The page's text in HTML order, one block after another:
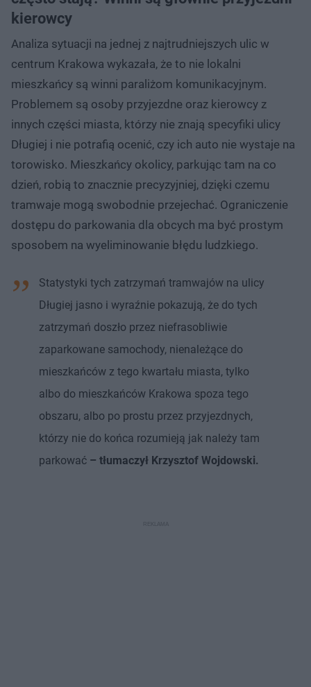
kierowcy
Analiza sytuacji na jednej z najtrudniejszych ulic w
centrum Krakowa wykazała, że to nie lokalni
mieszkańcy są winni paraliżom komunikacyjnym.
Problemem są osoby przyjezdne oraz kierowcy z
innych części miasta, którzy nie znają specyfiki ulicy
Długiej i nie potrafią ocenić, czy ich auto nie wystaje na
torowisko. Mieszkańcy okolicy, parkując tam na co
dzień, robią to znacznie precyzyjniej, dzięki czemu
tramwaje mogą swobodnie przejechać. Ograniczenie
dostępu do parkowania dla obcych ma być prostym
sposobem na wyeliminowanie błędu ludzkiego.
Statystyki tych zatrzymań tramwajów na ulicy
Długiej jasno i wyraźnie pokazują, że do tych
zatrzymań doszło przez niefrasobliwie
zaparkowane samochody, nienależące do
mieszkańców z tego kwartału miasta, tylko
albo do mieszkańców Krakowa spoza tego
obszaru, albo po prostu przez przyjezdnych,
którzy nie do końca rozumieją jak należy tam
parkować – tłumaczył Krzysztof Wojdowski.